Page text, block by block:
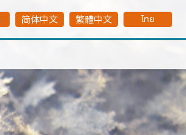
简体中文 繁體中文 ไทย